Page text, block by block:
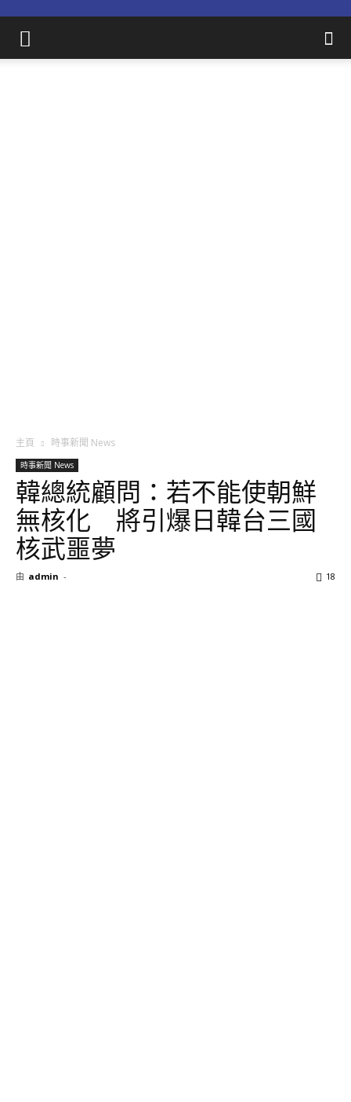
主頁 時事新聞 News
時事新聞 News
韓總統顧問：若不能使朝鮮
無核化 將引爆日韓台三國
核武噩夢
由 admin - 18